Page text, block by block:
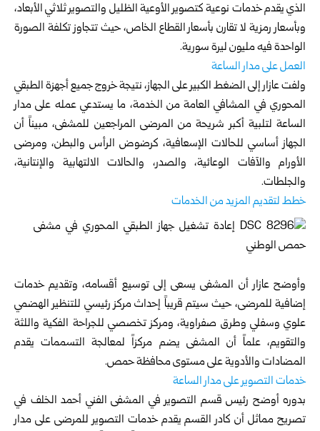
الذي يقدم خدمات نوعية كتصوير الأوعية الظليل والتصوير ثلاثي الأبعاد،
وبأسعار رمزية لا تقارن بأسعار القطاع الخاص، حيث تتجاوز تكلفة الصورة
الواحدة فيه مليون ليرة سورية.
العمل على مدار الساعة
ولفت عازار إلى الضغط الكبير على الجهاز، نتيجة خروج جميع أجهزة الطبقي
المحوري في المشافي العامة من الخدمة، ما يستدعي عمله على مدار
الساعة لتلبية أكبر شريحة من المرضى المراجعين للمشفى، مبيناً أن
الجهاز أساسي للحالات الإسعافية، كرضوض الرأس والبطن، ومرضى
الأورام والآفات الوعائية، والصدر، والحالات الالتهابية والإنتانية،
والجلطات.
خطط لتقديم المزيد من الخدمات
وأوضح عازار أن المشفى يسعى إلى توسيع أقسامه، وتقديم خدمات
إضافية للمرضى، حيث سيتم قريباً إحداث مركز رئيسي للتنظير الهضمي
علوي وسفلي وطرق صفراوية، ومركز تخصصي للجراحة الفكية واللثة
والتقويم، علماً أن المشفى يضم مركزاً لمعالجة التسممات يقدم
المضادات والأدوية على مستوى محافظة حمص.
خدمات التصوير على مدار الساعة
بدوره أوضح رئيس قسم التصوير في المشفى الفني أحمد الخلف في
تصريح مماثل أن كادر القسم يقدم خدمات التصوير للمرضى على مدار